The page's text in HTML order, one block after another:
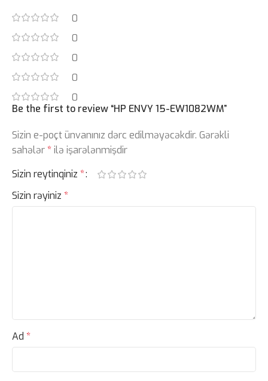
0
0
0
0
0
Be the first to review “HP ENVY 15-EW1082WM”
Sizin e-poçt ünvanınız dərc edilməyəcəkdir. Gərəkli
sahələr*ilə işarələnmişdir
Sizin reytinqiniz *
Sizin rəyiniz *
Ad *